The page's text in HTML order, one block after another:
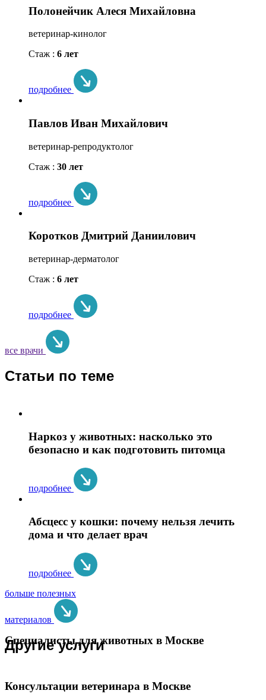
Полонейчик Алеся Михайловна
ветеринар-кинолог
Стаж : 6 лет
подробнее
Павлов Иван Михайлович
ветеринар-репродуктолог
Стаж : 30 лет
подробнее
Коротков Дмитрий Даниилович
ветеринар-дерматолог
Стаж : 6 лет
подробнее
все врачи
Статьи по теме
Наркоз у животных: насколько это
безопасно и как подготовить питомца
подробнее
Абсцесс у кошки: почему нельзя лечить
дома и что делает врач
подробнее
больше полезных
материалов
Другие услуги
Специалисты для животных в Москве
Консультации ветеринара в Москве